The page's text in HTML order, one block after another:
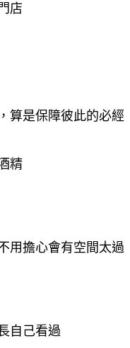
店
算是保障彼此的必經
精
用擔心會有空間太過
自己看過